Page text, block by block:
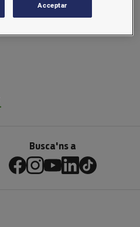
Busca'ns a
Acceptar